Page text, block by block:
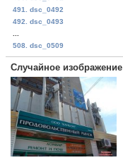
491. dsc_0492
492. dsc_0493
508. dsc_0509
Случайное изображение